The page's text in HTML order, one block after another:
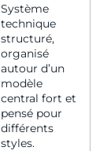
Système
technique
structuré,
organisé
autour d’un
modèle
central fort et
pensé pour
différents
styles.